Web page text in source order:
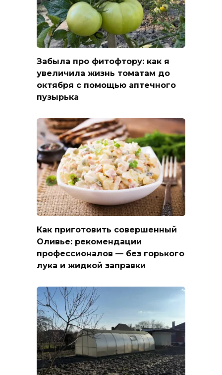
Забыла про фитофтору: как я
увеличила жизнь томатам до
октября с помощью аптечного
пузырька
Как приготовить совершенный
Оливье: рекомендации
профессионалов — без горького
лука и жидкой заправки